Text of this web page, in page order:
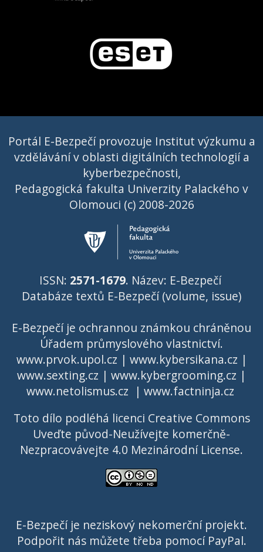
Portál E-Bezpečí provozuje Institut výzkumu a
vzdělávání v oblasti digitálních technologií a
kyberbezpečnosti,
Pedagogická fakulta Univerzity Palackého v
Olomouci (c) 2008-2026
ISSN: 2571-1679. Název: E-Bezpečí
Databáze textů E-Bezpečí (volume, issue)
E-Bezpečí je ochrannou známkou chráněnou
Úřadem průmyslového vlastnictví.
www.prvok.upol.cz | www.kybersikana.cz |
www.sexting.cz | www.kybergrooming.cz |
www.netolismus.cz | www.factninja.cz
Toto dílo podléhá licenci Creative Commons
Uveďte původ-Neužívejte komerčně-
Nezpracovávejte 4.0 Mezinárodní License.
E-Bezpečí je neziskový nekomerční projekt.
Podpořit nás můžete třeba pomocí PayPal.